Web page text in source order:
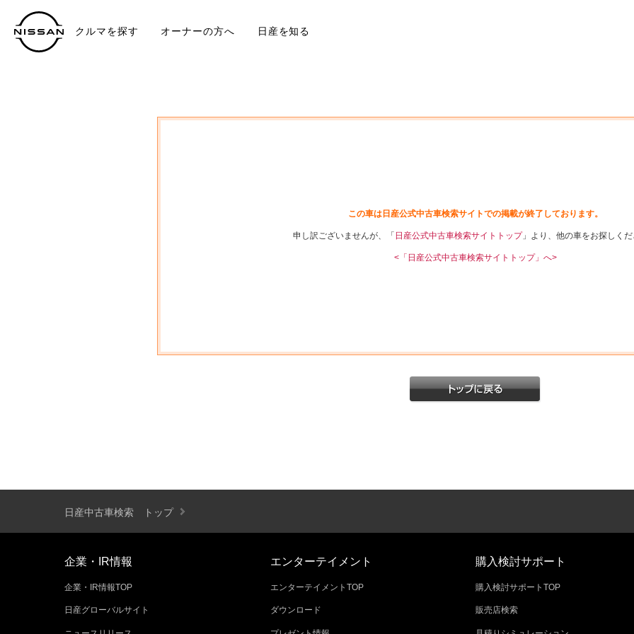
クルマを探す オーナーの方へ 日産を知る
この車は日産公式中古車検索サイトでの掲載が終了しております。
申し訳ございませんが、「 日産公式中古車検索サイトトップ」より、他の車をお探しくだ
<「日産公式中古車検索サイトトップ」へ>
日産中古車検索 トップ
企業・IR情報
企業・IR情報TOP
日産グローバルサイト
エンターテイメント
エンターテイメントTOP
ダウンロード
購入検討サポート
購入検討サポートTOP
販売店検索